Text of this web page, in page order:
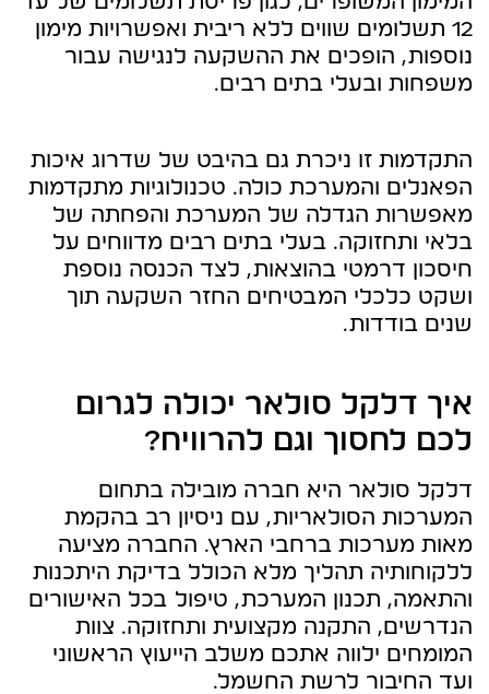
12 תשלומים שווים ללא ריבית ואפשרויות מימון
נוספות, הופכים את ההשקעה לנגישה עבור
משפחות ובעלי בתים רבים.
התקדמות זו ניכרת גם בהיבט של שדרוג איכות
הפאנלים והמערכת כולה. טכנולוגיות מתקדמות
מאפשרות הגדלה של המערכת והפחתה של
בלאי ותחזוקה. בעלי בתים רבים מדווחים על
חיסכון דרמטי בהוצאות, לצד הכנסה נוספת
ושקט כלכלי המבטיחים החזר השקעה תוך
שנים בודדות.
איך דלקל סולאר יכולה לגרום
לכם לחסוך וגם להרוויח?
דלקל סולאר היא חברה מובילה בתחום
המערכות הסולאריות, עם ניסיון רב בהקמת
מאות מערכות ברחבי הארץ. החברה מציעה
ללקוחותיה תהליך מלא הכולל בדיקת היתכנות
והתאמה, תכנון המערכת, טיפול בכל האישורים
הנדרשים, התקנה מקצועית ותחזוקה. צוות
המומחים ילווה אתכם משלב הייעוץ הראשוני
ועד החיבור לרשת החשמל.